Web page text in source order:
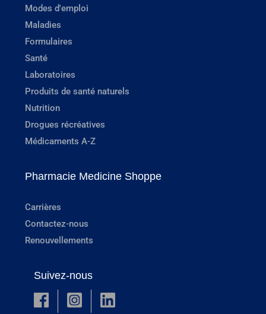
Modes d'emploi
Maladies
Formulaires
Santé
Laboratoires
Produits de santé naturels
Nutrition
Drogues récréatives
Médicaments A-Z
Pharmacie Medicine Shoppe
Carrières
Contactez-nous
Renouvellements
Suivez-nous